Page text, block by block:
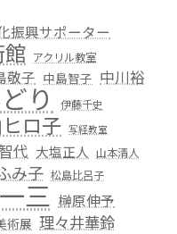
振興サポーター
館 アクリル教室
敬子 中島智子 中川裕
り 伊藤千史
ロ子 写経教室
代 大塩正人 山本清人
み子 松島比呂子
三 榊原伸予
術展 理々井華鈴